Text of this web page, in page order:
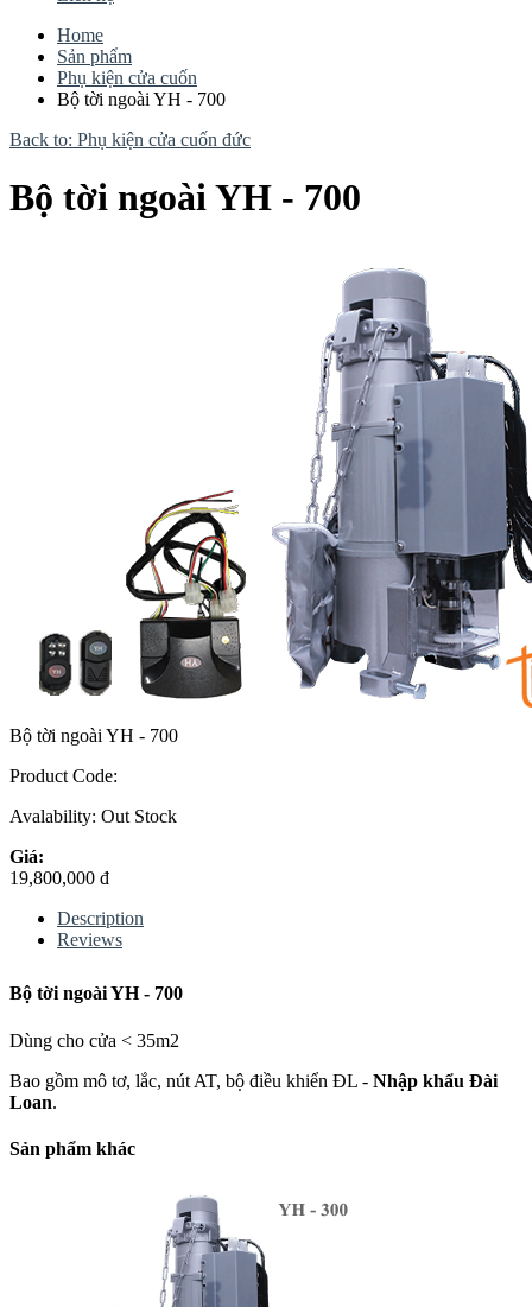
Home
Sản phẩm
Phụ kiện cửa cuốn
Bộ tời ngoài YH - 700
Back to: Phụ kiện cửa cuốn đức
Bộ tời ngoài YH - 700
Bộ tời ngoài YH - 700
Product Code:
Avalability: Out Stock
Giá:
19,800,000 đ
Description
Reviews
Bộ tời ngoài YH - 700
Dùng cho cửa < 35m2
Bao gồm mô tơ, lắc, nút AT, bộ điều khiển ĐL - Nhập khẩu Đài
Loan.
Sản phẩm khác